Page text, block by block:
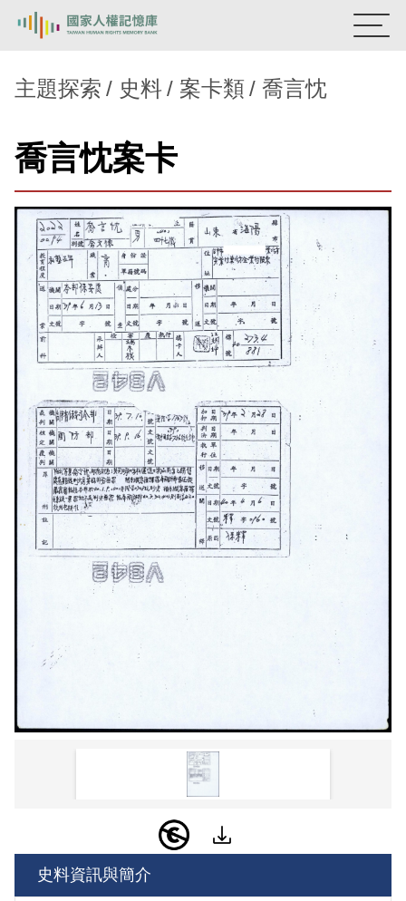
新生訓導處
蛋殼畫
主題探索
背景知識
關於我們
意見信箱
主題探索 史料 案卡類 喬言忱
喬言忱案卡
史料資訊與簡介